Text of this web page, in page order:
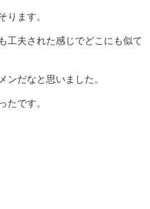
ます。
工夫された感じでどこにも似て
だなと思いました。
です。